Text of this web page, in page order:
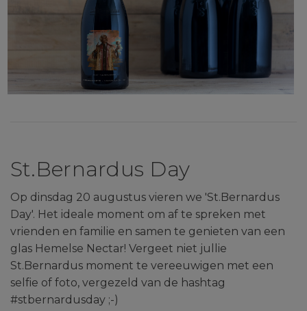
St.Bernardus Day
Op dinsdag 20 augustus vieren we 'St.Bernardus
Day'. Het ideale moment om af te spreken met
vrienden en familie en samen te genieten van een
glas Hemelse Nectar! Vergeet niet jullie
St.Bernardus moment te vereeuwigen met een
selfie of foto, vergezeld van de hashtag
#stbernardusday ;-)